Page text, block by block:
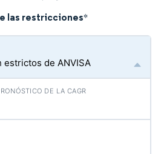
las restricciones*
estrictos de ANVISA